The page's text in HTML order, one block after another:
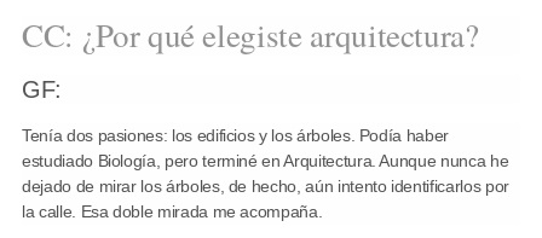
CC: ¿Por qué elegiste arquitectura?
GF:
Tenía dos pasiones: los edificios y los árboles. Podía haber
estudiado Biología, pero terminé en Arquitectura. Aunque nunca he
dejado de mirar los árboles, de hecho, aún intento identificarlos por
la calle. Esa doble mirada me acompaña.